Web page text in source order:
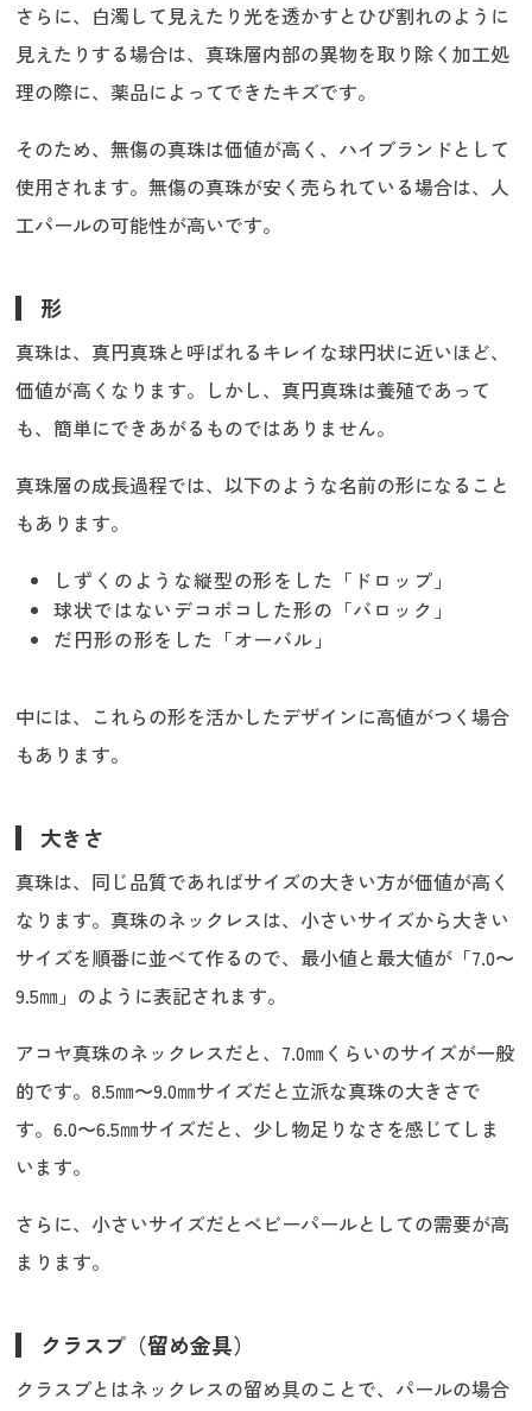
さらに、白濁して見えたり光を透かすとひび割れのように
見えたりする場合は、真珠層内部の異物を取り除く加工処
理の際に、薬品によってできたキズです。
そのため、無傷の真珠は価値が高く、ハイブランドとして
使用されます。無傷の真珠が安く売られている場合は、人
工パールの可能性が高いです。
形
真珠は、真円真珠と呼ばれるキレイな球円状に近いほど、
価値が高くなります。しかし、真円真珠は養殖であって
も、簡単にできあがるものではありません。
真珠層の成長過程では、以下のような名前の形になること
もあります。
しずくのような縦型の形をした「ドロップ」
球状ではないデコボコした形の「バロック」
だ円形の形をした「オーバル」
中には、これらの形を活かしたデザインに高値がつく場合
もあります。
大きさ
真珠は、同じ品質であればサイズの大きい方が価値が高く
なります。真珠のネックレスは、小さいサイズから大きい
サイズを順番に並べて作るので、最小値と最大値が「7.0〜
9.5㎜」のように表記されます。
アコヤ真珠のネックレスだと、7.0㎜くらいのサイズが一般
的です。8.5㎜〜9.0㎜サイズだと立派な真珠の大きさで
す。6.0〜6.5㎜サイズだと、少し物足りなさを感じてしま
います。
さらに、小さいサイズだとベビーパールとしての需要が高
まります。
クラスプ（留め金具）
クラスプとはネックレスの留め具のことで、パールの場合